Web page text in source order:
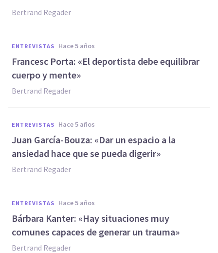
Bertrand Regader
ENTREVISTAS hace 5 años
Francesc Porta: «El deportista debe equilibrar
cuerpo y mente»
Bertrand Regader
ENTREVISTAS hace 5 años
Juan García-Bouza: «Dar un espacio a la
ansiedad hace que se pueda digerir»
Bertrand Regader
ENTREVISTAS hace 5 años
Bárbara Kanter: «Hay situaciones muy
comunes capaces de generar un trauma»
Bertrand Regader